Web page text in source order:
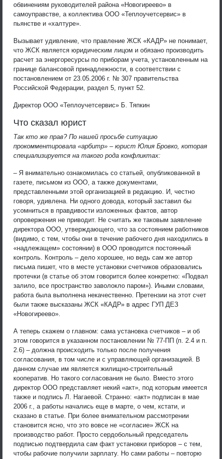
обвинениям руководителей района «Новогиреево» в
самоуправстве, а коллектива ООО «Теплоучетсервис» в
пьянстве и «халтуре».
Вызывает удивление, что правление ЖСК «КАДР» не понимает,
что ЖСК является юридическим лицом и обязано производить
расчет за энергоресурсы по приборам учета, установленным на
границе балансовой принадлежности, в соответствии с
постановлением от 23.05.2006 г. № 307 правительства
Российской Федерации, раздел 5, пункт 52.
Директор ООО «Теплоучетсервис» Б. Тяпкин
Что сказал юрист
Так кто же прав? По нашей просьбе ситуацию
прокомментировала «арбитр» – юрист Юлия Бровко, которая
специализируется на такого рода конфликтах:
– Я внимательно ознакомилась со статьей, опубликованной в
газете, письмом из ООО, а также документами,
представленными этой организацией в редакцию. И, честно
говоря, удивлена. Ни одного довода, который заставил бы
усомниться в правдивости изложенных фактов, автор
опровержения не приводит. Не считать же таковым заявление
директора ООО, утверждающего, что за состоянием работников
(видимо, с тем, чтобы они в течение рабочего дня находились в
«надлежащем» состоянии) в ООО проводится постоянный
контроль. Контроль – дело хорошее, но ведь сам же автор
письма пишет, что в месте установки счетчиков образовались
протечки (в статье об этом говорится более конкретно: «Подвал
залило, все пространство заволокло паром»). Иными словами,
работа была выполнена некачественно. Претензии на этот счет
были также высказаны ЖСК «КАДР» в адрес ГУП ДЕЗ
«Новогиреево».
А теперь скажем о главном: сама установка счетчиков – и об
этом говорится в указанном постановлении № 77-ПП (п. 2.4 и п.
2.6) – должна происходить только после получения
согласования, в том числе и с управляющей организацией. В
данном случае им является жилищно-строительный
кооператив. Но такого согласования не было. Вместо этого
директор ООО представляет некий «акт», под которым имеется
также и подпись Л. Нагаевой. Странно: «акт» подписан в мае
2006 г., а работы начались еще в марте, о чем, кстати, и
сказано в статье. При более внимательном рассмотрении
становится ясно, что это вовсе не «согласие» ЖСК на
производство работ. Просто сердобольный председатель
подписью подтвердила сам факт установки приборов – с тем,
чтобы рабочие получили зарплату. Но сами работы – повторю